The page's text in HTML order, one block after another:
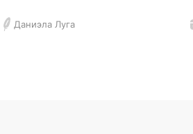
Даниэла Луга